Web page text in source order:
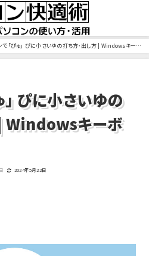
で「ぴゅ」 ぴに小さいゆの打ち方･出し方 | Windowsキーボ
」 ぴに小さいゆの
Windowsキーボ
2024年5月22日